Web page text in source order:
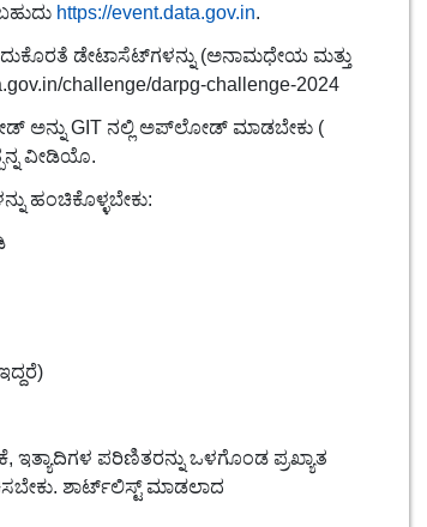
https://event.data.gov.in.
ಡೇಟಾಸೆಟ್‌ಗಳನ್ನು (ಅನಾಮಧೇಯ ಮತ್ತು
challenge/darpg-challenge-2024
ಅನ್ನು GIT ನಲ್ಲಿ ಅಪ್‌ಲೋಡ್ ಮಾಡಬೇಕು (
ವೀಡಿಯೊ.
ಹಂಚಿಕೊಳ್ಳಬೇಕು:
ಪರಿಣಿತರನ್ನು ಒಳಗೊಂಡ ಪ್ರಖ್ಯಾತ
ಶಾರ್ಟ್‌ಲಿಸ್ಟ್ ಮಾಡಲಾದ